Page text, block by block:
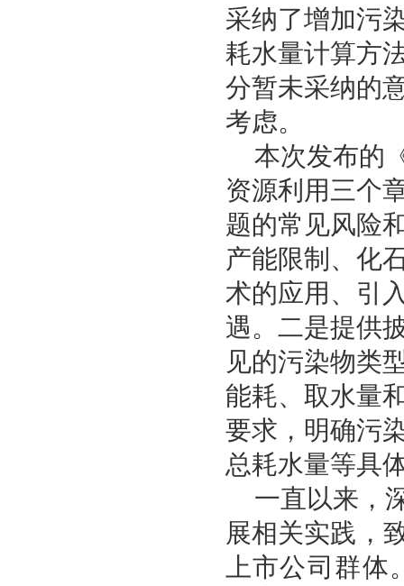
采纳了增加污
耗水量计算方
分暂未采纳的
考虑。
本次发布的
资源利用三个
题的常见风险
产能限制、化
术的应用、引
遇。二是提供
见的污染物类
能耗、取水量
要求，明确污
总耗水量等具
一直以来，
展相关实践，
上市公司群体